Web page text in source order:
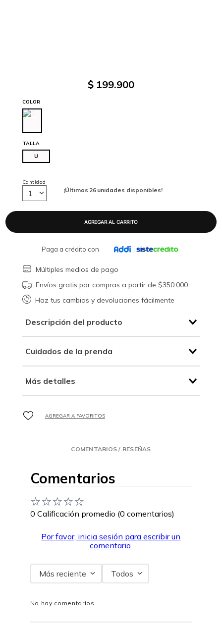
$ 199.900
TALLA
U
COLOR
¡Últimas 26 unidades disponibles!
Cantidad
1
Paga a crédito con
Múltiples medios de pago
Envíos gratis por compras a partir de $350.000
Haz tus cambios y devoluciones fácilmente
Descripción del producto
Cuidados de la prenda
Más detalles
COMENTARIOS / RESEÑAS
Comentarios
☆☆☆☆☆
0 Calificación promedio (0 comentarios)
Por favor, inicia sesión para escribir un
comentario.
Más reciente Todos
No hay comentarios.